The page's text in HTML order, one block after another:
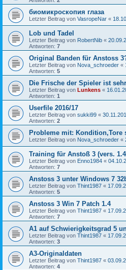
биомикроскопия глаза
Letzter Beitrag von VasropeNar «
Lob und Tadel
Letzter Beitrag von RobertNib «
Antworten: 7
Original Banden für Anstoss
Letzter Beitrag von Nova_schroeder «
Antworten: 5
Die Frische der Spieler ist
Letzter Beitrag von Lunkens «
Antworten: 1
Userfile 2016/17
Letzter Beitrag von sukki99 «
Antworten: 2
Probleme mit: Kondition,Tore
Letzter Beitrag von Nova_schroeder «
Training für Anstoß 3 (vers.
Letzter Beitrag von Enno1984 «
Antworten: 7
Anstoss 3 unter Windows 7
Letzter Beitrag von Thint1987 «
Antworten: 5
Anstoss 3 Win 7 Patch 1.4
Letzter Beitrag von Thint1987 «
Antworten: 7
A1 auf Schwierigkeitsgrad 5
Letzter Beitrag von Thint1987 «
Antworten: 3
A3-Originaldaten
Letzter Beitrag von Thint1987 «
Antworten: 4